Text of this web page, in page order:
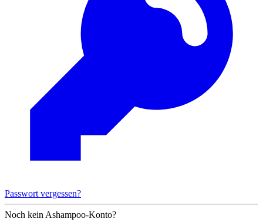
Passwort vergessen?
Noch kein Ashampoo-Konto?